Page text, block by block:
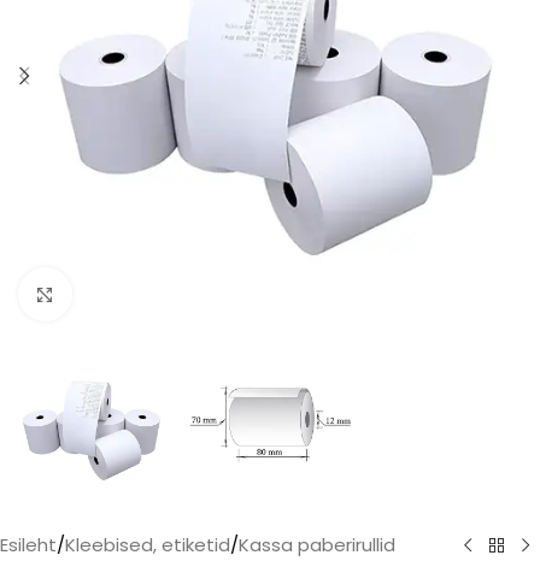
Esileht/Kleebised, etiketid/Kassa paberirullid